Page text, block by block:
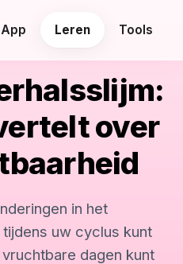
App Leren Tools
over
in het
uw cyclus kunt
dagen kunt